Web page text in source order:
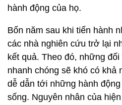
hành động của họ.
Bốn năm sau khi tiến hành
các nhà nghiên cứu trở lại
kết quả. Theo đó, những
nhanh chóng sẽ khó có khả
dễ dẫn tới những hành
sống. Nguyên nhân của